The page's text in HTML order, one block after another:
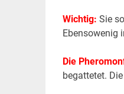
Wichtig: Sie
Ebensowenig
Die
begattetet.